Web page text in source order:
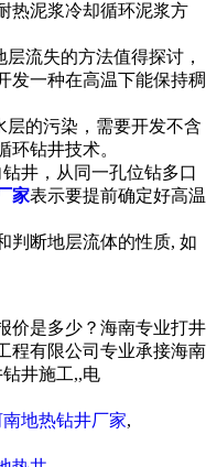
热泥浆冷却循环泥浆方
流失的方法值得探讨，
发一种在高温下能保持稠
的污染，需要开发不含
环钻井技术。
井，从同一孔位钻多口
家表示要提前确定好高温
判断地层流体的性质, 如
价是多少？海南专业打井
程有限公司专业承接海南
井施工,,电
南地热钻井厂家,